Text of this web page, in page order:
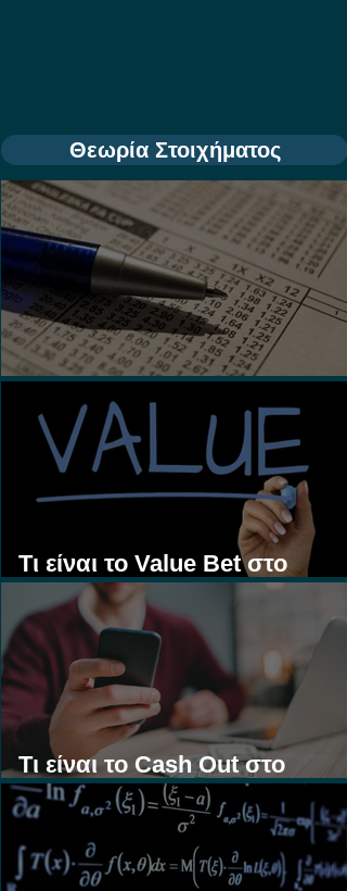
Θεωρία Στοιχήματος
Τι είναι τα Ασιατικά Χάντικαπ;
Τι είναι το Value Bet στο
Στοίχημα;
Τι είναι το Cash Out στο
Στοίχημα;